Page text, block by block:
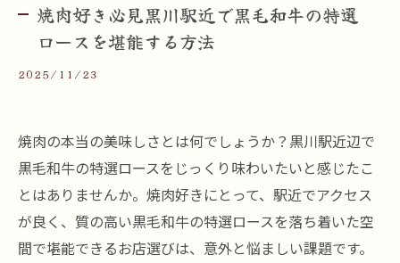
焼肉好き必見黒川駅近で黒毛和牛の特選
ロースを堪能する方法
2025/11/23
焼肉の本当の美味しさとは何でしょうか？黒川駅近辺で
黒毛和牛の特選ロースをじっくり味わいたいと感じたこ
とはありませんか。焼肉好きにとって、駅近でアクセス
が良く、質の高い黒毛和牛の特選ロースを落ち着いた空
間で堪能できるお店選びは、意外と悩ましい課題です。